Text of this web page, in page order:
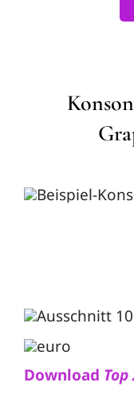
Download Top